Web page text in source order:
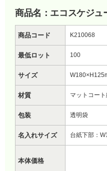
商品名：エコスケジュ
商品コード K210068
最低ロット 100
サイズ
材質 マットコー
包装 透明袋
名入れサイズ 台紙下部：
本体価格